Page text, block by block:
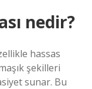
nedir?
hassas
şekilleri
sunar. Bu